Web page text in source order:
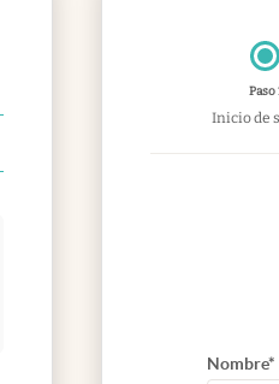
Paso
Inicio de
Nombre*